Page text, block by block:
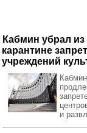
Кабмин убрал
карантине
учреждений
и